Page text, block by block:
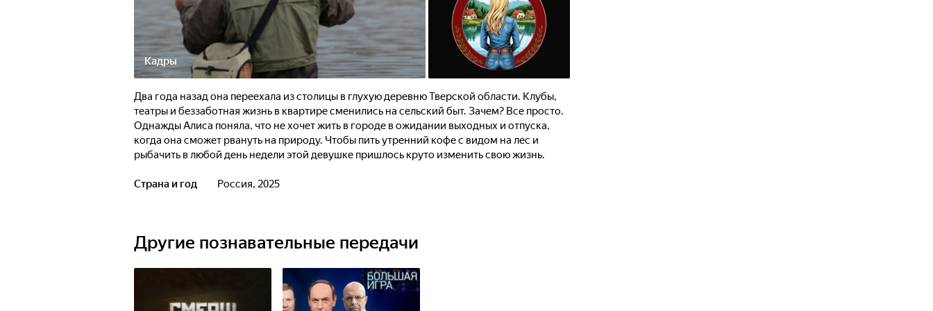
Кадры
Два года назад она переехала из столицы в глухую деревню Тверской области. Клубы,
театры и беззаботная жизнь в квартире сменились на сельский быт. Зачем? Все просто.
Однажды Алиса поняла, что не хочет жить в городе в ожидании выходных и отпуска,
когда она сможет рвануть на природу. Чтобы пить утренний кофе с видом на лес и
рыбачить в любой день недели этой девушке пришлось круто изменить свою жизнь.
Страна и год Россия, 2025
Другие познавательные передачи